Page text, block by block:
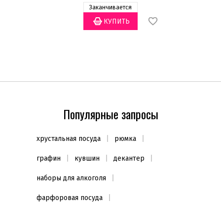
Заканчивается
Популярные запросы
хрустальная посуда рюмка
графин кувшин декантер
наборы для алкоголя
фарфоровая посуда